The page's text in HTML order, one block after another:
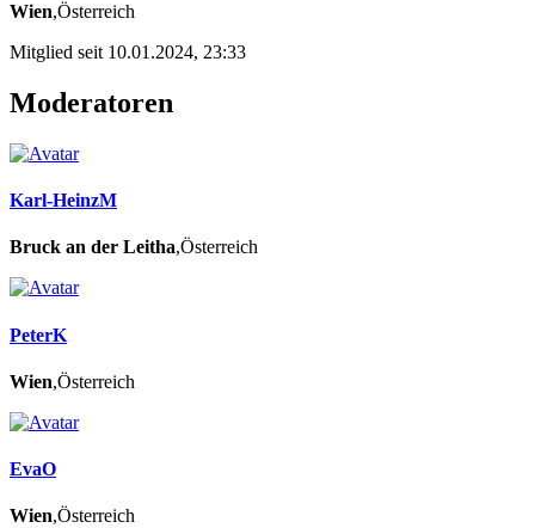
Wien,Österreich
Mitglied seit 10.01.2024, 23:33
Moderatoren
Karl-HeinzM
Bruck an der Leitha,Österreich
PeterK
Wien,Österreich
EvaO
Wien,Österreich